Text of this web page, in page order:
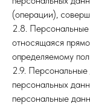
(операции),
2.8.
относящаяся
определяемому
2.9.
персональных
персональные